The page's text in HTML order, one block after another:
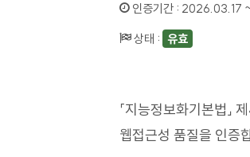
인증기간 : 2026.03.17
상태 : 유효
「지능정보화기본법」
웹접근성 품질을 인증